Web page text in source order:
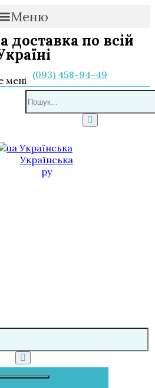
Меню
доставка по всій
мені
(093) 458-94-49
Українська
Українська
ру
Toggle